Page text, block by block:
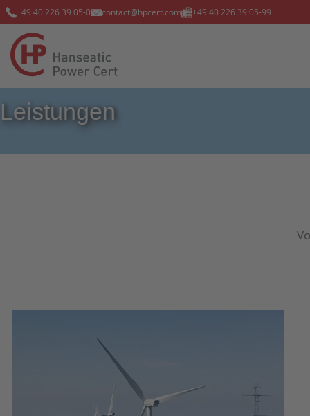
+49 40 226 39 05-0 contact@hpcert.com +49 40 226 39 05-99
Leistungen